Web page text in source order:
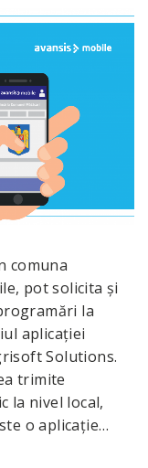
comuna
pot solicita și
la
aplicației
Solutions.
trimite
la nivel local,
o aplicație…